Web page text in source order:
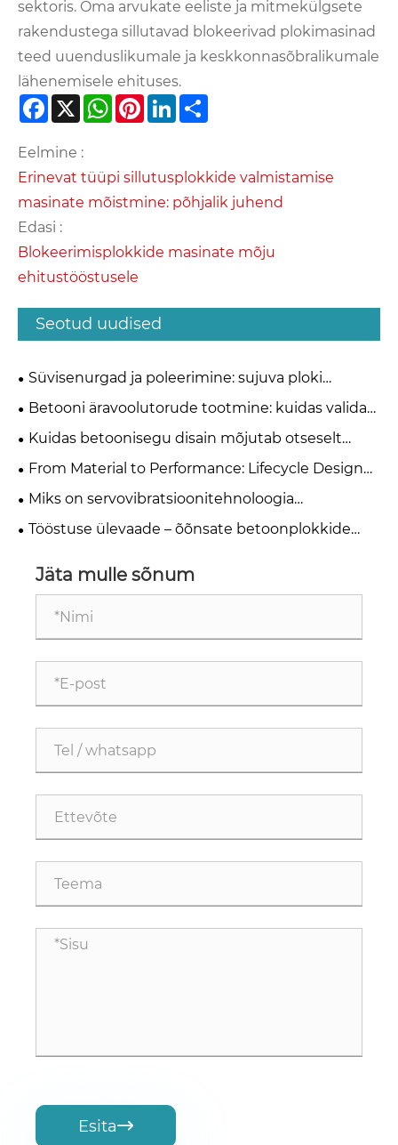
sektoris. Oma arvukate eeliste ja mitmekülgsete
rakendustega sillutavad blokeerivad plokimasinad
teed uuenduslikumale ja keskkonnasõbralikumale
lähenemisele ehituses.
Facebook
X WhatsApp
PinterestLinkedIn
Eelmine :
Erinevat tüüpi sillutusplokkide valmistamise
masinate mõistmine: põhjalik juhend
Edasi :
Blokeerimisplokkide masinate mõju
ehitustööstusele
Seotud uudised
Süvisenurgad ja poleerimine: sujuva ploki
väljaviskamise projekteerimine
Betooni äravoolutorude tootmine: kuidas valida
ekstrusiooni ja rulli riputamise meetodite vahel?
Kuidas betoonisegu disain mõjutab otseselt
vormi materjali valikut
From Material to Performance: Lifecycle Design
Principles for High-Quality Concrete Steel Moulds
Miks on servovibratsioonitehnoloogia
betoonplokkide valmistamise võtmeks?
Tööstuse ülevaade – õõnsate betoonplokkide
Jäta mulle sõnum
Esita